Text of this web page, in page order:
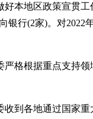
本地区政策宣贯
银行(2家)。对
格根据重点支持
收到各地通过国家